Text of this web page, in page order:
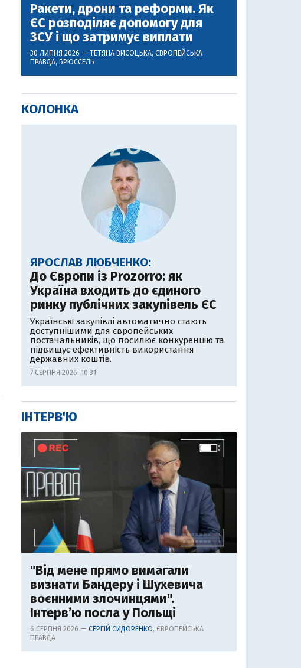
Ракети, дрони та реформи. Як
ЄС розподіляє допомогу для
ЗСУ і що затримує виплати
30 ЛИПНЯ 2026 — ТЕТЯНА ВИСОЦЬКА, ЄВРОПЕЙСЬКА
ПРАВДА, БРЮССЕЛЬ
КОЛОНКА
ЯРОСЛАВ ЛЮБЧЕНКО:
До Європи із Prozorro: як
Україна входить до єдиного
ринку публічних закупівель ЄС
Українські закупівлі автоматично стають
доступнішими для європейських
постачальників, що посилює конкуренцію та
підвищує ефективність використання
державних коштів.
7 СЕРПНЯ 2026, 10:31
ІНТЕРВ'Ю
"Від мене прямо вимагали
визнати Бандеру і Шухевича
воєнними злочинцями".
Інтерв’ю посла у Польщі
6 СЕРПНЯ 2026 — СЕРГІЙ СИДОРЕНКО, ЄВРОПЕЙСЬКА
ПРАВДА